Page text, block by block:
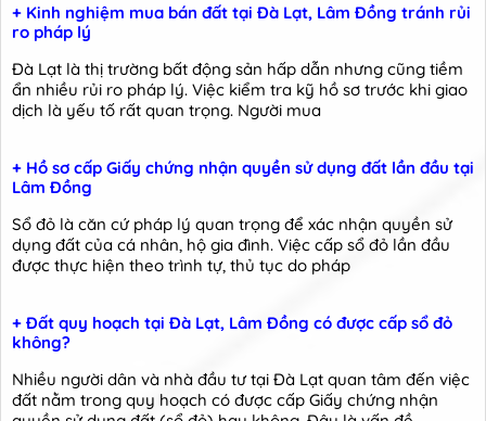
+ Kinh nghiệm mua bán đất tại Đà Lạt, Lâm Đồng tránh rủi
ro pháp lý
Đà Lạt là thị trường bất động sản hấp dẫn nhưng cũng tiềm
ẩn nhiều rủi ro pháp lý. Việc kiểm tra kỹ hồ sơ trước khi giao
dịch là yếu tố rất quan trọng. Người mua
+ Hồ sơ cấp Giấy chứng nhận quyền sử dụng đất lần đầu tại
Lâm Đồng
Sổ đỏ là căn cứ pháp lý quan trọng để xác nhận quyền sử
dụng đất của cá nhân, hộ gia đình. Việc cấp sổ đỏ lần đầu
được thực hiện theo trình tự, thủ tục do pháp
+ Đất quy hoạch tại Đà Lạt, Lâm Đồng có được cấp sổ đỏ
không?
Nhiều người dân và nhà đầu tư tại Đà Lạt quan tâm đến việc
đất nằm trong quy hoạch có được cấp Giấy chứng nhận